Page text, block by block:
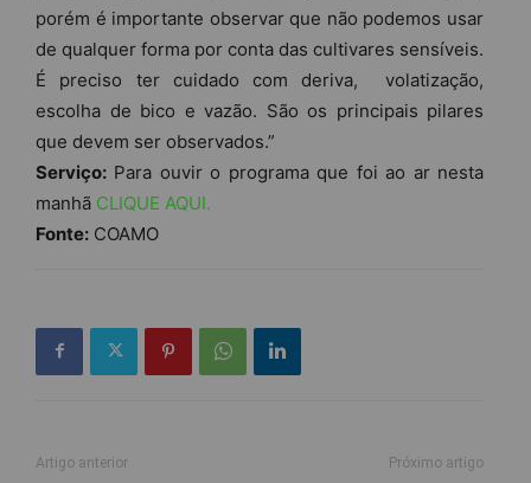
porém é importante observar que não podemos usar
de qualquer forma por conta das cultivares sensíveis.
É preciso ter cuidado com deriva, volatização,
escolha de bico e vazão. São os principais pilares
que devem ser observados.”
Serviço: Para ouvir o programa que foi ao ar nesta
manhã CLIQUE AQUI.
Fonte: COAMO
Artigo anterior Próximo artigo